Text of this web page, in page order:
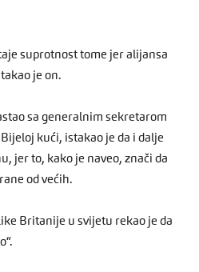
suprotnost tome jer alijansa
je on.
sa generalnim sekretarom
kući, istakao je da i dalje
jer to, kako je naveo, znači da
od većih.
Britanije u svijetu rekao je da